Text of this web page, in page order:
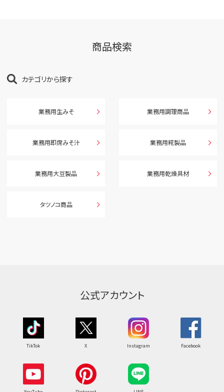
商品検索
カテゴリから探す
業務用生みそ 業務用調理商品
業務用即席みそ汁 業務用糀製品
業務用大豆製品 業務用乾燥具材
タツノコ商品
公式アカウント
TikTok X Instagram Facebook